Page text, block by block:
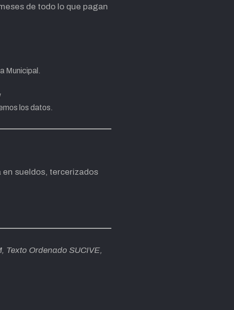
de todo lo que pagan
Municipal.
los datos.
en sueldos, tercerizados
Texto Ordenado SUCIVE,